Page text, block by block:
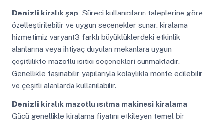
Denizli kiralık şap Süreci kullanıcıların taleplerine göre
özelleştirilebilir ve uygun seçenekler sunar. kiralama
hizmetimiz varyant3 farklı büyüklüklerdeki etkinlik
alanlarına veya ihtiyaç duyulan mekanlara uygun
çeşitlilikte mazotlu ısıtıcı seçenekleri sunmaktadır.
Genellikle taşınabilir yapılarıyla kolaylıkla monte edilebilir
ve çeşitli alanlarda kullanılabilir.
Denizli kiralık mazotlu ısıtma makinesi kiralama
Gücü genellikle kiralama fiyatını etkileyen temel bir